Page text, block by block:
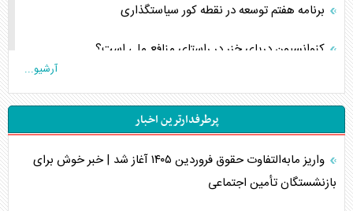
برنامه هفتم توسعه در نقطه کور سیاستگذاری
کنوانسیون دریای خزر در راستای منافع ملی است؟
اوکراین بازوی مخرب آمریکا در غرب آسیا
اهمیت راهبردی اردن برای آمریکا
پیام، ظرفیت بالفعل‌نشده تجارت ایران
آرشیو...
پرطرفدارترین اخبار
واریز مابه‌التفاوت حقوق فروردین ۱۴۰۵ آغاز شد | خبر خوش برای
بازنشستگان تأمین اجتماعی